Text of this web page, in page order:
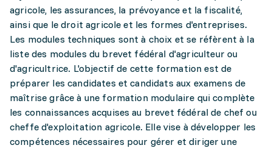
agricole, les assurances, la prévoyance et la fiscalité,
ainsi que le droit agricole et les formes d'entreprises.
Les modules techniques sont à choix et se réfèrent à la
liste des modules du brevet fédéral d'agriculteur ou
d'agricultrice. L'objectif de cette formation est de
préparer les candidates et candidats aux examens de
maîtrise grâce à une formation modulaire qui complète
les connaissances acquises au brevet fédéral de chef ou
cheffe d'exploitation agricole. Elle vise à développer les
compétences nécessaires pour gérer et diriger une